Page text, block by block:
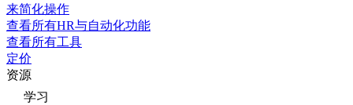
来简化操作
查看所有HR与自动化功能
查看所有工具
定价
资源
学习